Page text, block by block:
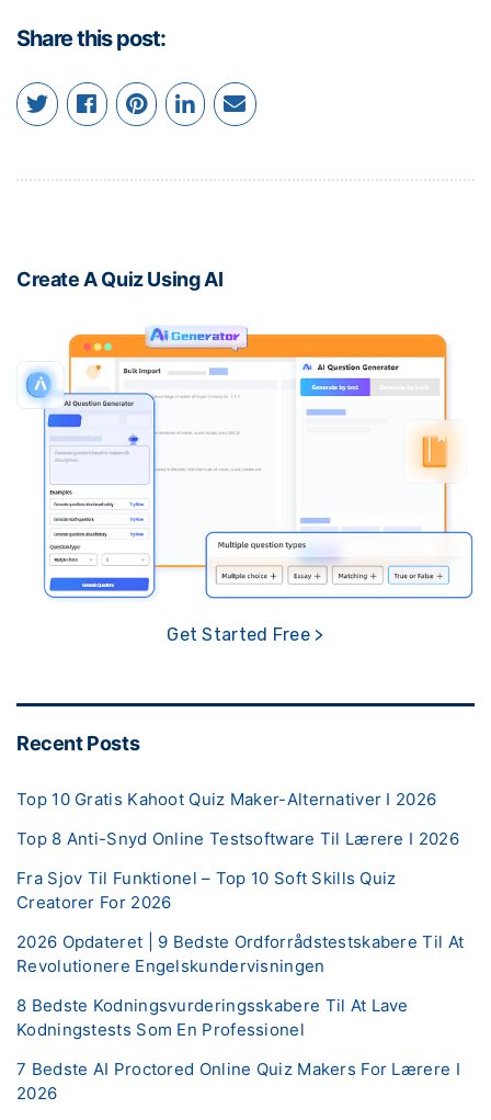
Share this post:
Create A Quiz Using AI
Get Started Free >
Recent Posts
Top 10 Gratis Kahoot Quiz Maker-Alternativer I 2026
Top 8 Anti-Snyd Online Testsoftware Til Lærere I 2026
Fra Sjov Til Funktionel – Top 10 Soft Skills Quiz
Creatorer For 2026
2026 Opdateret | 9 Bedste Ordforrådstestskabere Til At
Revolutionere Engelskundervisningen
8 Bedste Kodningsvurderingsskabere Til At Lave
Kodningstests Som En Professionel
7 Bedste AI Proctored Online Quiz Makers For Lærere I
2026